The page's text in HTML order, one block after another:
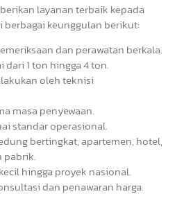
layanan terbaik kepada
keunggulan berikut:
dan perawatan berkala.
dari 1 ton hingga 4 ton.
oleh teknisi
masa penyewaan.
standar operasional.
bertingkat, apartemen, hotel,
pabrik.
hingga proyek nasional.
dan penawaran harga.